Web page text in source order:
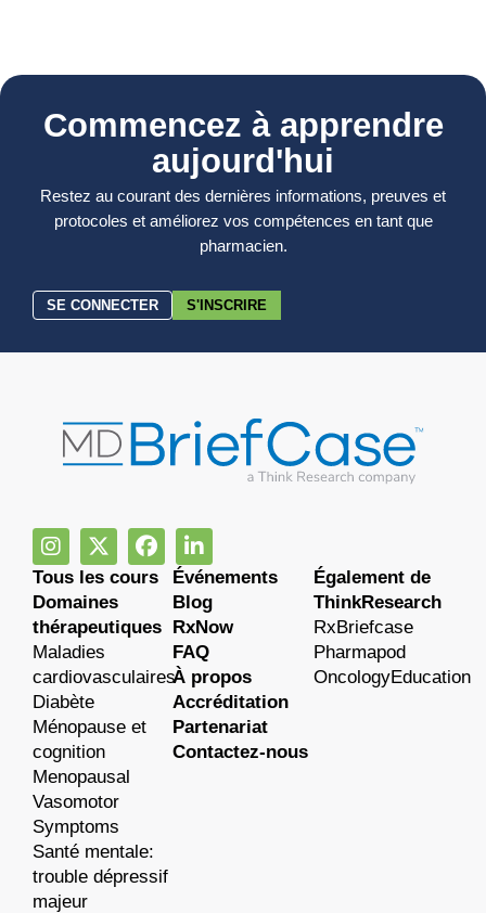
Commencez à apprendre
aujourd'hui
Restez au courant des dernières informations, preuves et
protocoles et améliorez vos compétences en tant que
pharmacien.
SE CONNECTER S'INSCRIRE
Tous les cours
Domaines
thérapeutiques
Maladies
cardiovasculaires
Diabète
Ménopause et
cognition
Menopausal
Vasomotor
Symptoms
Santé mentale:
trouble dépressif
majeur
Événements
Blog
RxNow
FAQ
À propos
Accréditation
Partenariat
Contactez-nous
Également de
ThinkResearch
RxBriefcase
Pharmapod
OncologyEducation